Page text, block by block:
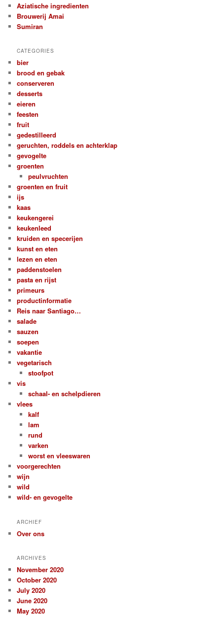
Aziatische ingredienten
Brouwerij Amai
Sumiran
CATEGORIES
bier
brood en gebak
conserveren
desserts
eieren
feesten
fruit
gedestilleerd
geruchten, roddels en achterklap
gevogelte
groenten
peulvruchten
groenten en fruit
ijs
kaas
keukengerei
keukenleed
kruiden en specerijen
kunst en eten
lezen en eten
paddenstoelen
pasta en rijst
primeurs
productinformatie
Reis naar Santiago…
salade
sauzen
soepen
vakantie
vegetarisch
stoofpot
vis
schaal- en schelpdieren
vlees
kalf
lam
rund
varken
worst en vleeswaren
voorgerechten
wijn
wild
wild- en gevogelte
ARCHIEF
Over ons
ARCHIVES
November 2020
October 2020
July 2020
June 2020
May 2020